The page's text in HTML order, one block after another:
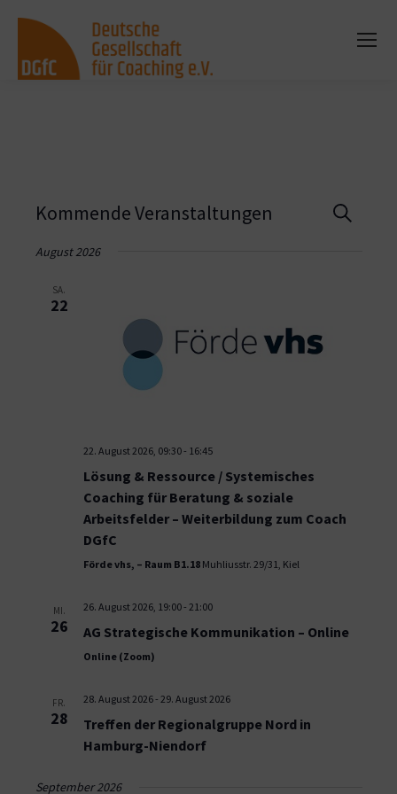
Suche
Kommende Veranstaltungen
August 2026
SA.
22
22. August 2026, 09:30- 16:45
Lösung & Ressource / Systemisches
Coaching für Beratung & soziale
Arbeitsfelder – Weiterbildung zum Coach
DGfC
Förde vhs, – Raum B1.18 Muhliusstr. 29/31, Kiel
MI.
26
26. August 2026, 19:00- 21:00
AG Strategische Kommunikation – Online
Online (Zoom)
FR.
28
28. August 2026- 29. August 2026
Treffen der Regionalgruppe Nord in
Hamburg-Niendorf
September 2026